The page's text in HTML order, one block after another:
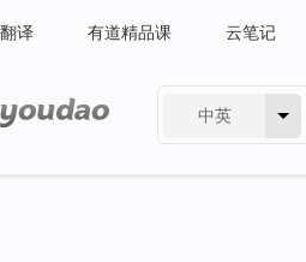
翻译 有道精品课 云笔记
中英